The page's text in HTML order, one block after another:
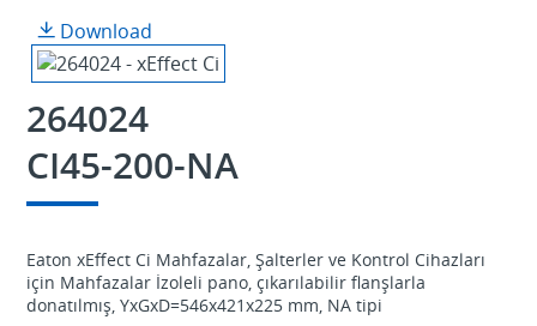
Download
264024
CI45-200-NA
Eaton xEffect Ci Mahfazalar, Şalterler ve Kontrol Cihazları
için Mahfazalar İzoleli pano, çıkarılabilir flanşlarla
donatılmış, YxGxD=546x421x225 mm, NA tipi